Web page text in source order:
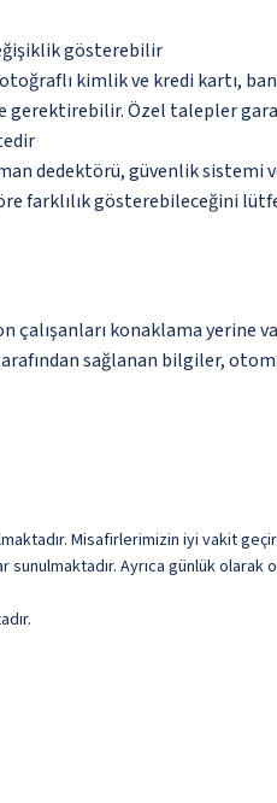
gösterebilir
kimlik ve kredi kartı,
gerektirebilir. Özel talepler
dedektörü, güvenlik sistemi
farklılık gösterebileceğini
çalışanları konaklama yerine
sağlanan bilgiler,
Misafirlerimizin iyi vakit
Ayrıca günlük